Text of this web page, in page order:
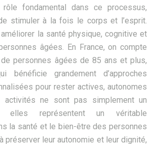
fondamental dans ce processus,
stimuler à la fois le corps et l’esprit.
la santé physique, cognitive et
âgées. En France, on compte
personnes âgées de 85 ans et plus,
bénéficie grandement d’approches
pour rester actives, autonomes
activités ne sont pas simplement un
elles représentent un véritable
la santé et le bien-être des personnes
préserver leur autonomie et leur dignité,